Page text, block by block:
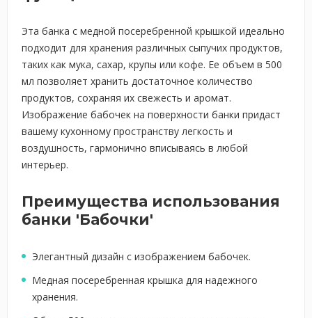
Эта банка с медной посеребренной крышкой идеально
подходит для хранения различных сыпучих продуктов,
таких как мука, сахар, крупы или кофе. Ее объем в 500
мл позволяет хранить достаточное количество
продуктов, сохраняя их свежесть и аромат.
Изображение бабочек на поверхности банки придаст
вашему кухонному пространству легкость и
воздушность, гармонично вписываясь в любой
интерьер.
Преимущества использования
банки 'Бабочки'
Элегантный дизайн с изображением бабочек.
Медная посеребренная крышка для надежного
хранения.